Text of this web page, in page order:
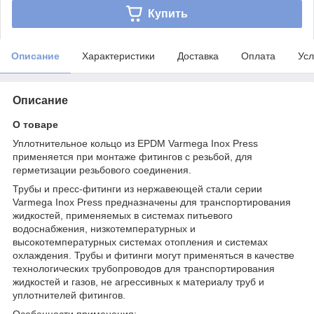
Купить
Описание Характеристики Доставка Оплата
Описание
О товаре
Уплотнительное кольцо из EPDM Varmega Inox Press
применяется при монтаже фитингов с резьбой, для
герметизации резьбового соединения.
Трубы и пресс-фитинги из нержавеющей стали серии
Varmega Inox Press предназначены для транспортирования
жидкостей, применяемых в системах питьевого
водоснабжения, низкотемпературных и
высокотемпературных системах отопления и системах
охлаждения. Трубы и фитинги могут применяться в качестве
технологических трубопроводов для транспортирования
жидкостей и газов, не агрессивных к материалу труб и
уплотнителей фитингов.